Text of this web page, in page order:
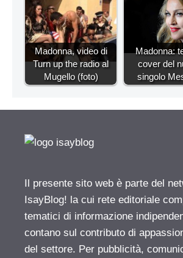
Madonna, video di
Turn up the radio al
Mugello (foto)
Madonna:
cover del
singolo
Il presente sito web è parte del
IsayBlog! la cui rete editoriale
tematici di informazione
contano sul contributo di
del settore. Per pubblicità,